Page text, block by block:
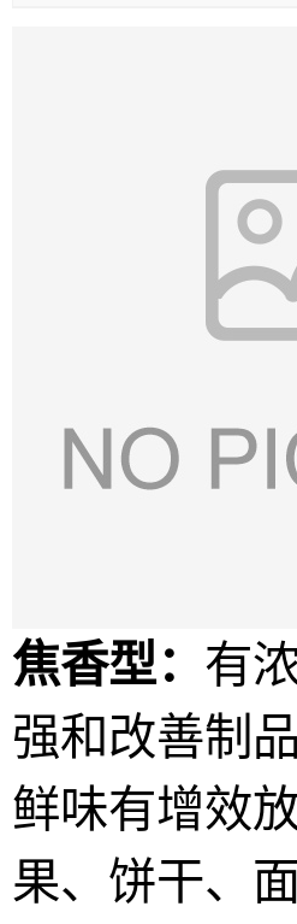
焦香型： 有
强和改善制
鲜味有增效
果、饼干、面